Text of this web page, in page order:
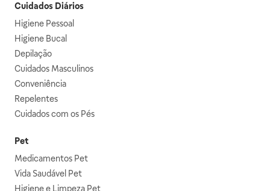
Cuidados Diários
Higiene Pessoal
Higiene Bucal
Depilação
Cuidados Masculinos
Conveniência
Repelentes
Cuidados com os Pés
Pet
Medicamentos Pet
Vida Saudável Pet
Higiene e Limpeza Pet